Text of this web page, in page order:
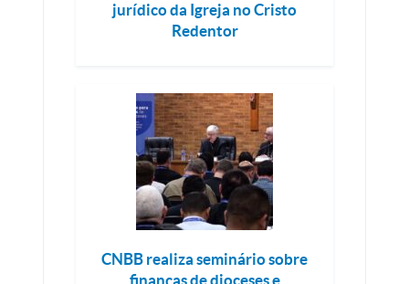
jurídico da Igreja no Cristo
Redentor
CNBB realiza seminário sobre
finanças de dioceses e